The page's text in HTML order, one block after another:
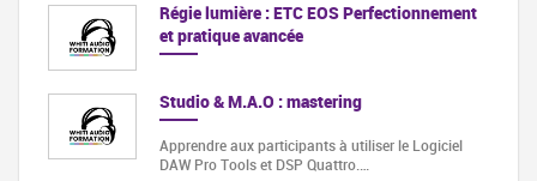
Régie lumière : ETC EOS Perfectionnement
et pratique avancée
Studio & M.A.O : mastering
Apprendre aux participants à utiliser le Logiciel
DAW Pro Tools et DSP Quattro.…